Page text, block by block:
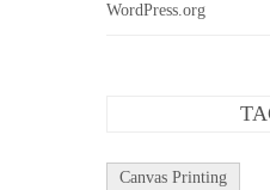
WordPress.org
Canvas Printing